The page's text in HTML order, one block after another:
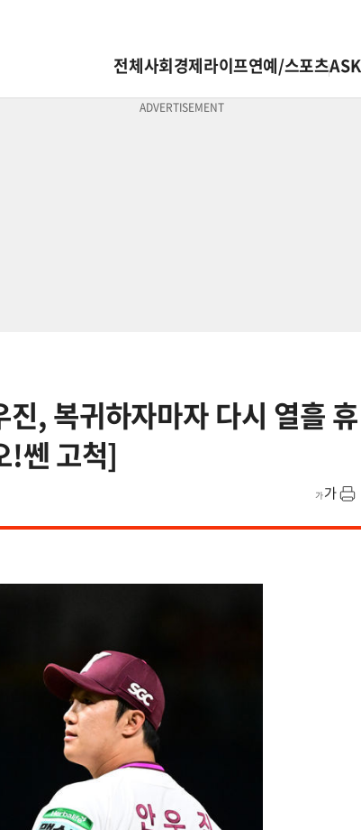
전체사회경제라이프연예/스포츠
, 복귀하자마자 다시 열흘 휴
쎈 고척]